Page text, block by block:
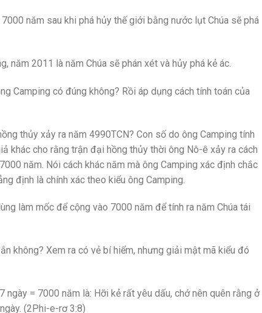
năm sau khi phá hủy thế giới bằng nước lụt Chúa sẽ phá
năm 2011 là năm Chúa sẽ phán xét và hủy phá kẻ ác.
Camping có đúng không? Rồi áp dụng cách tính toán của
thủy xảy ra năm 4990TCN? Con số do ông Camping tính
khác cho rằng trận đại hồng thủy thời ông Nô-ê xảy ra cách
năm. Nói cách khác năm mà ông Camping xác định chắc
định là chính xác theo kiểu ông Camping.
làm mốc để cộng vào 7000 năm để tính ra năm Chúa tái
không? Xem ra có vẻ bí hiểm, nhưng giải mật mã kiểu đó
= 7000 năm là: Hỡi kẻ rất yêu dấu, chớ nên quên rằng ở
(2Phi-e-rơ 3:8)